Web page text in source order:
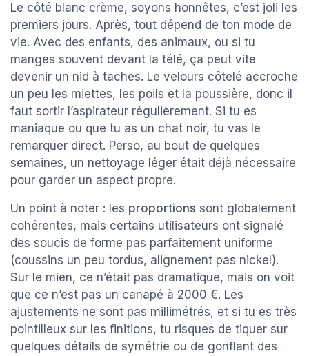
Le côté blanc crème, soyons honnêtes, c’est joli les
premiers jours. Après, tout dépend de ton mode de
vie. Avec des enfants, des animaux, ou si tu
manges souvent devant la télé, ça peut vite
devenir un nid à taches. Le velours côtelé accroche
un peu les miettes, les poils et la poussière, donc il
faut sortir l’aspirateur régulièrement. Si tu es
maniaque ou que tu as un chat noir, tu vas le
remarquer direct. Perso, au bout de quelques
semaines, un nettoyage léger était déjà nécessaire
pour garder un aspect propre.
Un point à noter : les proportions sont globalement
cohérentes, mais certains utilisateurs ont signalé
des soucis de forme pas parfaitement uniforme
(coussins un peu tordus, alignement pas nickel).
Sur le mien, ce n’était pas dramatique, mais on voit
que ce n’est pas un canapé à 2000 €. Les
ajustements ne sont pas millimétrés, et si tu es très
pointilleux sur les finitions, tu risques de tiquer sur
quelques détails de symétrie ou de gonflant des